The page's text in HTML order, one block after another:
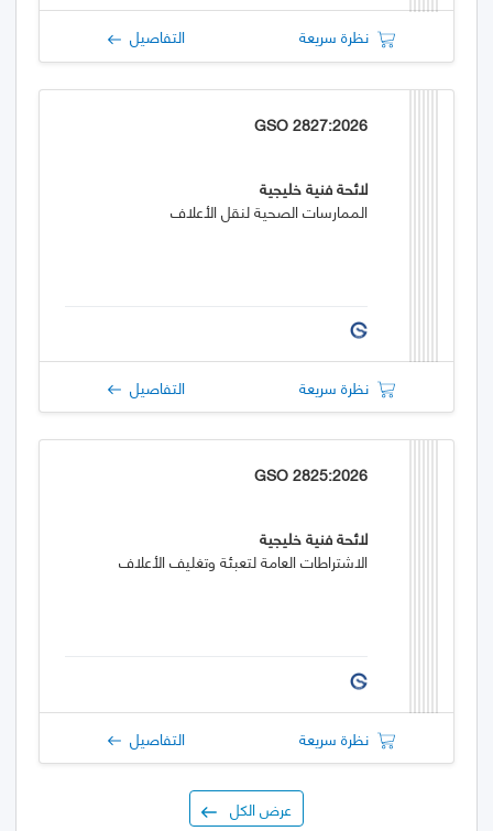
نظرة سريعة التفاصيل
GSO 2827:2026
لائحة فنية خليجية
الممارسات الصحية لنقل الأعلاف
نظرة سريعة التفاصيل
GSO 2825:2026
لائحة فنية خليجية
الاشتراطات العامة لتعبئة وتغليف الأعلاف
نظرة سريعة التفاصيل
عرض الكل